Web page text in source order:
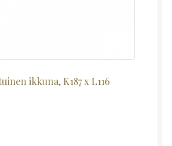
ikkuna, K187 x L116